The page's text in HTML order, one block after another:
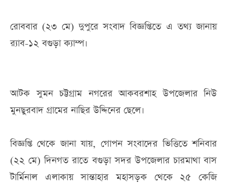
রোববার (২৩ মে) দুপুরে সংবাদ বিজ্ঞপ্তিতে এ তথ্য জানায়
র‌্যাব-১২ বগুড়া ক্যাম্প।
আটক সুমন চট্টগ্রাম নগরের আকবরশাহ উপজেলার নিউ
মুনছুরবাদ গ্রামের নাছির উদ্দিনের ছেলে।
বিজ্ঞপ্তি থেকে জানা যায়, গোপন সংবাদের ভিত্তিতে শনিবার
(২২ মে) দিনগত রাতে বগুড়া সদর উপজেলার চারমাথা বাস
টার্মিনাল এলাকায় সান্তাহার মহাসড়ক থেকে ২৫ কেজি